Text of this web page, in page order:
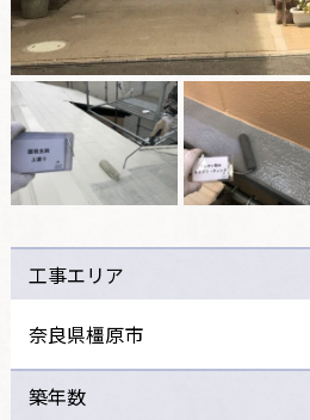
工事エリア
奈良県橿原市
築年数